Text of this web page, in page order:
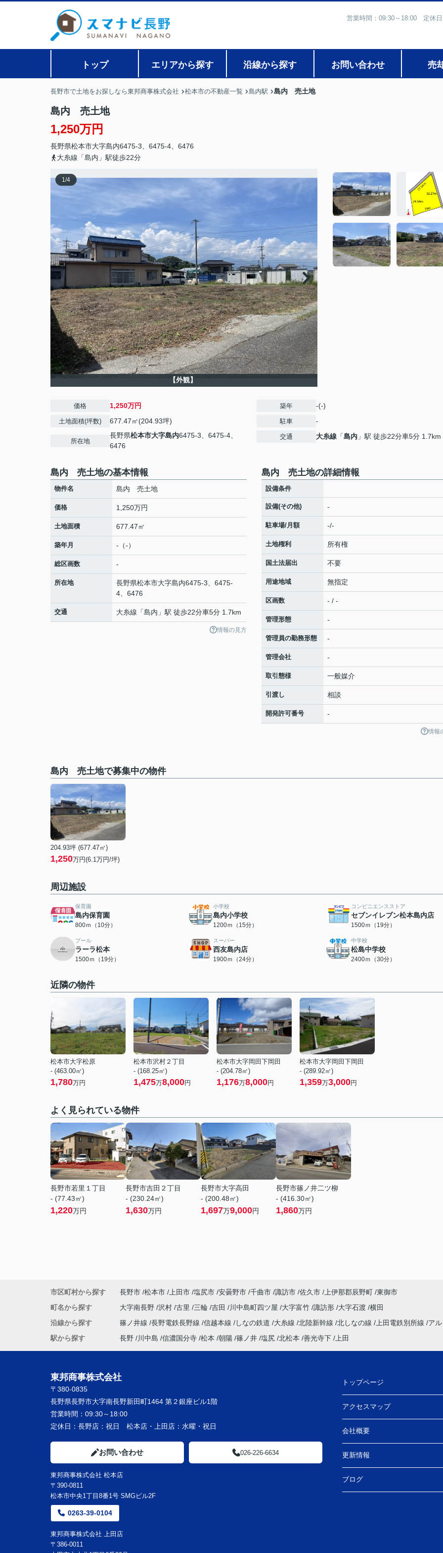
営業時間：09:30～18:00 定休
トップ エリアから探す 沿線から探す お問い合わせ 売
長野市で土地をお探しなら東邦商事株式会社 松本市の不動産一覧 島内駅 島内 売土地
島内 売土地
1,250万円
長野県松本市大字島内6475-3、6475-4、6476
大糸線「島内」駅徒歩22分
1/4
【外観】
価格 1,250万円
土地面積(坪数) 677.47㎡(204.93坪)
所在地
長野県松本市大字島内6475-3、6475-4、
6476
築年 -(-)
駐車 -
交通 大糸線 「島内 」駅 徒歩22分車5分 1.7km
島内 売土地の基本情報
物件名 島内 売土地
価格 1,250万円
土地面積 677.47㎡
築年月 -（-）
総区画数 -
所在地 長野県松本市大字島内6475-3、6475-
4、6476
交通 大糸線 「島内 」駅 徒歩22分車5分 1.7km
情報の見方
島内 売土地の詳細情報
設備条件
設備(その他) -
駐車場/月額 -/-
土地権利 所有権
国土法届出 不要
用途地域 無指定
区画数 - / -
管理形態 -
管理員の勤務形態 -
管理会社 -
取引態様 一般媒介
引渡し 相談
開発許可番号 -
情報
島内 売土地で募集中の物件
204.93坪 (677.47㎡)
1,250万円(6.1万円/坪)
周辺施設
保育園
島内保育園
800ｍ（10分）
小学校
島内小学校
1200ｍ（15分）
コンビニエンスストア
セブンイレブン松本島内店
1500ｍ（19分）
プール
ラーラ松本
1500ｍ（19分）
スーパー
西友島内店
1900ｍ（24分）
中学校
松島中学校
2400ｍ（30分）
近隣の物件
松本市大字松原
- (463.00㎡)
1,780万円
松本市沢村２丁目
- (168.25㎡)
1,475万8,000円
松本市大字岡田下岡田
- (204.78㎡)
1,176万8,000円
松本市大字岡田下岡田
- (289.92㎡)
1,359万3,000円
よく見られている物件
長野市若里１丁目
- (77.43㎡)
1,220万円
長野市吉田２丁目
- (230.24㎡)
1,630万円
長野市大字高田
- (200.48㎡)
1,697万9,000円
長野市篠ノ井二ツ柳
- (416.30㎡)
1,860万円
市区町村から探す 長野市 松本市 上田市 塩尻市 安曇野市 千曲市 諏訪市 佐久市 上伊那郡辰野町 東御市
町名から探す
大字南長野 沢村 古里 三輪 吉田 川中島町四ツ屋 大字富竹 諏訪形 大字石渡 横田
沿線から探す
篠ノ井線 長野電鉄長野線 信越本線 しなの鉄道 大糸線 北陸新幹線 北しなの線 上田電鉄別所線
ア
駅から探す
長野 川中島 信濃国分寺 松本 朝陽 篠ノ井 塩尻 北松本 善光寺下 上田
東邦商事株式会社
〒380-0835
長野県長野市大字南長野新田町1464 第２銀座ビル1階
営業時間： 09:30～18:00
定休日： 長野店：祝日 松本店・上田店：水曜・祝日
お問い合わせ 026-226-6634
東邦商事株式会社 松本店
〒390-0811
松本市中央1丁目8番1号 SMGビル2F
0263-39-0104
東邦商事株式会社 上田店
〒386-0011
トップページ
アクセスマップ
会社概要
更新情報
ブログ